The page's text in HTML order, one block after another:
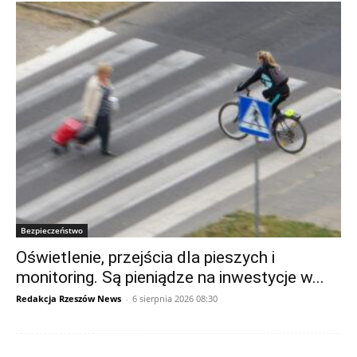
Bezpieczeństwo
Oświetlenie, przejścia dla pieszych i
monitoring. Są pieniądze na inwestycje w...
Redakcja Rzeszów News - 6 sierpnia 2026 08:30